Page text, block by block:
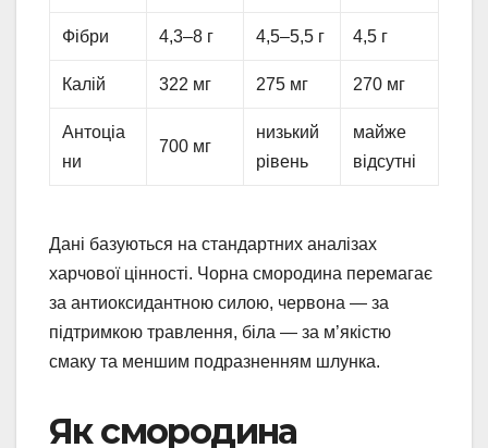
Фібри 4,3–8 г 4,5–5,5 г 4,5 г
Калій 322 мг 275 мг 270 мг
Антоціа
ни
700 мг
низький
рівень
майже
відсутні
Дані базуються на стандартних аналізах
харчової цінності. Чорна смородина перемагає
за антиоксидантною силою, червона — за
підтримкою травлення, біла — за м’якістю
смаку та меншим подразненням шлунка.
Як смородина